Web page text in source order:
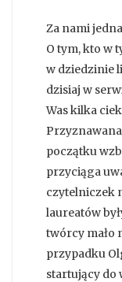
Za nami
O tym, kto w
w dziedzinie
dzisiaj w
Was kilka
Przyznawana
początku
przyciąga
czytelniczek
laureatów
twórcy mało
przypadku
startujący do